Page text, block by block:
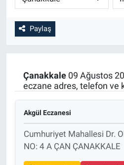
Paylaş
Çanakkale09 Ağustos
eczane adres, telefon ve
Akgül Eczanesi
Cumhuriyet Mahallesi Dr.
NO: 4 A ÇAN ÇANAKKALE